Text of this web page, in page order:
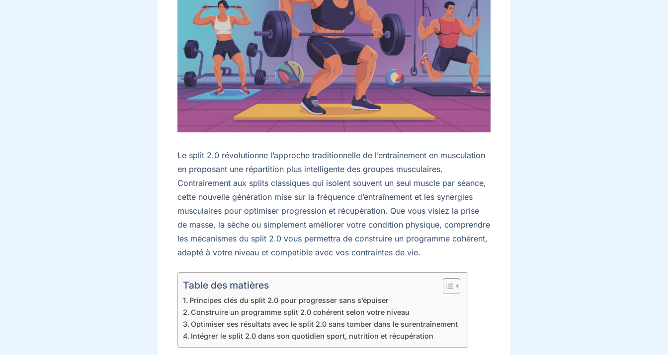
Le split 2.0 révolutionne l’approche traditionnelle de l’entraînement en musculation
en proposant une répartition plus intelligente des groupes musculaires.
Contrairement aux splits classiques qui isolent souvent un seul muscle par séance,
cette nouvelle génération mise sur la fréquence d’entraînement et les synergies
musculaires pour optimiser progression et récupération. Que vous visiez la prise
de masse, la sèche ou simplement améliorer votre condition physique, comprendre
les mécanismes du split 2.0 vous permettra de construire un programme cohérent,
adapté à votre niveau et compatible avec vos contraintes de vie.
Table des matières
Principes clés du split 2.0 pour progresser sans s’épuiser
Construire un programme split 2.0 cohérent selon votre niveau
Optimiser ses résultats avec le split 2.0 sans tomber dans le surentraînement
Intégrer le split 2.0 dans son quotidien sport, nutrition et récupération